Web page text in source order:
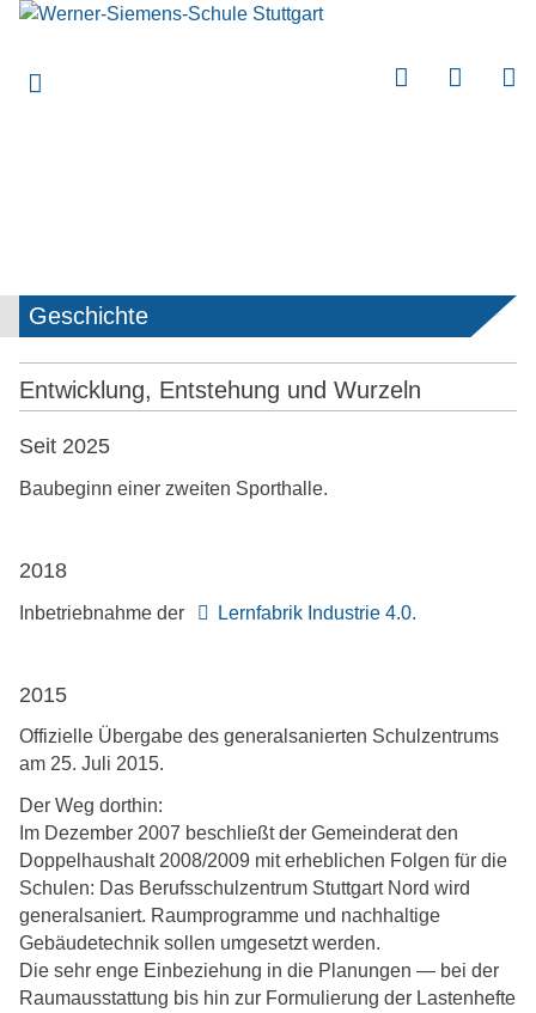
Geschichte
Entwicklung, Entstehung und Wurzeln
Seit 2025
Baubeginn einer zweiten Sporthalle.
2018
Inbetriebnahme der Lernfabrik Industrie 4.0.
2015
Offizielle Übergabe des generalsanierten Schulzentrums
am 25. Juli 2015.
Der Weg dorthin:
Im Dezember 2007 beschließt der Gemeinderat den
Doppelhaushalt 2008/2009 mit erheblichen Folgen für die
Schulen: Das Berufsschulzentrum Stuttgart Nord wird
generalsaniert. Raumprogramme und nachhaltige
Gebäudetechnik sollen umgesetzt werden.
Die sehr enge Einbeziehung in die Planungen — bei der
Raumausstattung bis hin zur Formulierung der Lastenhefte